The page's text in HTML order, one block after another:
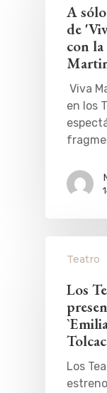
A
de
con
Viva
en los
Teatro
Los
Los